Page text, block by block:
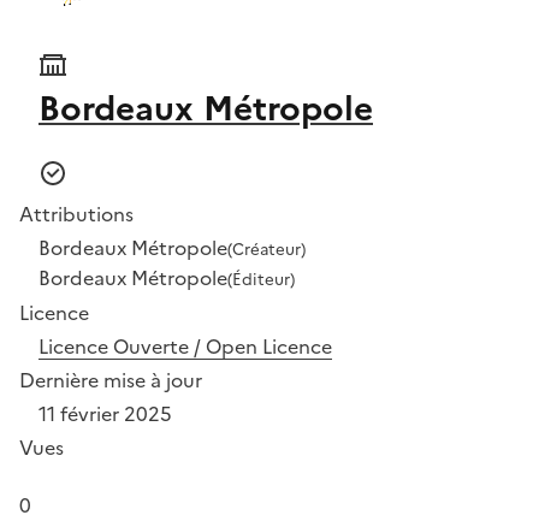
Bordeaux Métropole
Attributions
Bordeaux Métropole(Créateur)
Bordeaux Métropole(Éditeur)
Licence
Licence Ouverte / Open Licence
Dernière mise à jour
11 février 2025
Vues
0